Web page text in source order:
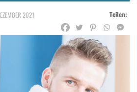
Teilen:
2021